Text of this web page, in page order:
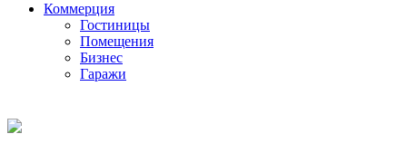
Коммерция
Гостиницы
Помещения
Бизнес
Гаражи